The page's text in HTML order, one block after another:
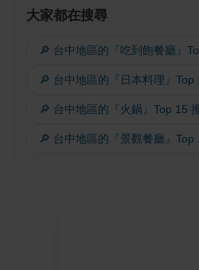
大家都在搜尋
🔎 台中地區的『吃到飽餐廳』
🔎 台中地區的『日本料理』Top
🔎 台中地區的『火鍋』Top 15
🔎 台中地區的『景觀餐廳』Top